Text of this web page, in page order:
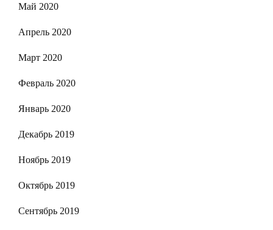
Май 2020
Апрель 2020
Март 2020
Февраль 2020
Январь 2020
Декабрь 2019
Ноябрь 2019
Октябрь 2019
Сентябрь 2019